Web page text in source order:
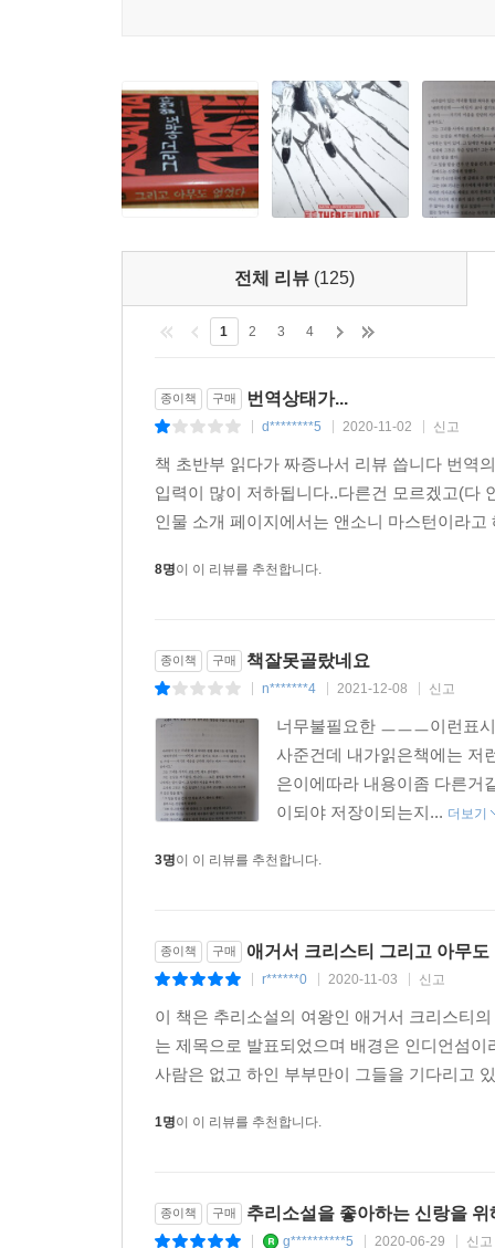
배회할 필요가 있겠소? 범인이라면 곧바로 침대
블로어가 말했다.
"당신은 중요한 것을 빠뜨리고 있소. 만일, 그녀가
렇게 할 수 있었던 것이 아닐까요? 그것은, 말하자
전체 리뷰 (125)
1 2 3 4
종이책 구매 번역상태가...
d********5 2020-11-02 신고
책 초반부 읽다가 짜증나서 리뷰 씁니다 번역
입력이 많이 저하됩니다..다른건 모르겠고(다
인물 소개 페이지에서는 앤소니 마스턴이라
8명이 이 리뷰를 추천합니다.
종이책 구매 책잘못골랐네요
n*******4 2021-12-08 신고
너무불필요한 ㅡㅡㅡ이런표
사준건데 내가읽은책에는 저
은이에따라 내용이좀 다른거
이되야 저장이되는지... 더보기
3명이 이 리뷰를 추천합니다.
종이책 구매 애거서 크리스티 그리고 아무도
r******0 2020-11-03 신고
이 책은 추리소설의 여왕인 애거서 크리스티
는 제목으로 발표되었으며 배경은 인디언섬
사람은 없고 하인 부부만이 그들을 기다리고
1명이 이 리뷰를 추천합니다.
종이책 구매 추리소설을 좋아하는 신랑을 위
g**********5 2020-06-29 신고